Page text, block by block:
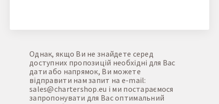
Однак, якщо Ви не знайдете серед
доступних пропозицій необхідні для Вас
дати або напрямок, Ви можете
відправити нам запит на e-mail:
sales@chartershop.eu і ми постараємося
запропонувати для Вас оптимальний